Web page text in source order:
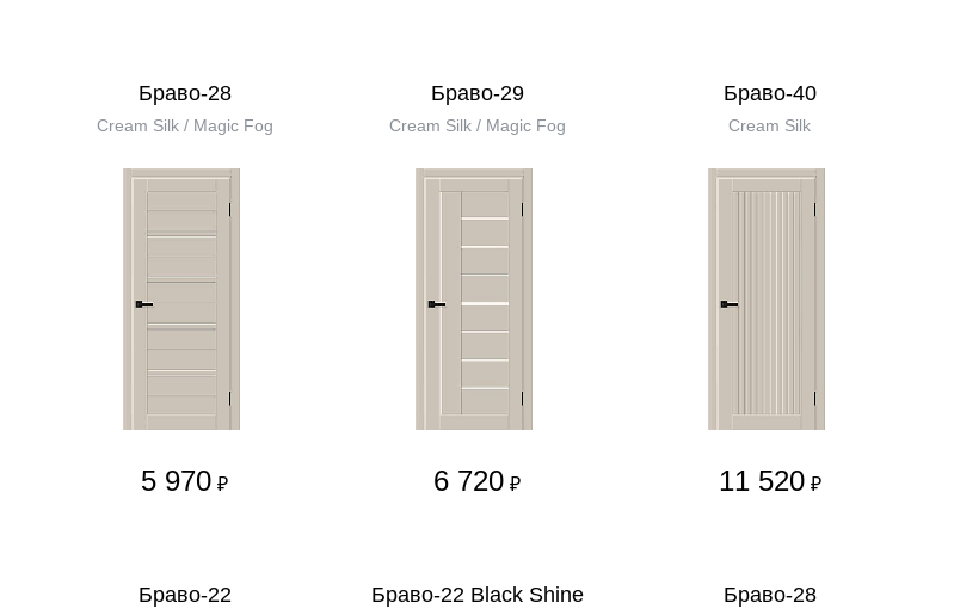
Браво-28
Cream Silk / Magic Fog
5 970 ₽
Браво-29
Cream Silk / Magic Fog
6 720 ₽
Браво-40
Cream Silk
11 520 ₽
Браво-22 Браво-22 Black Shine Браво-28